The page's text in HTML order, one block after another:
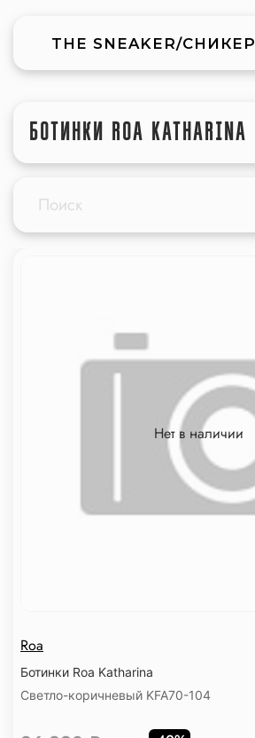
THE SNEAKER/СНИКЕР
БОТИНКИ ROA KATHARINA
Нет в наличии
Roa
Ботинки Roa Katharina
Светло-коричневый KFA70-104